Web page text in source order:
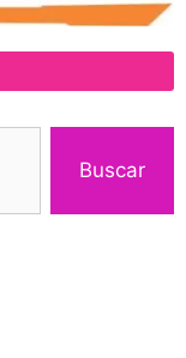
Buscar